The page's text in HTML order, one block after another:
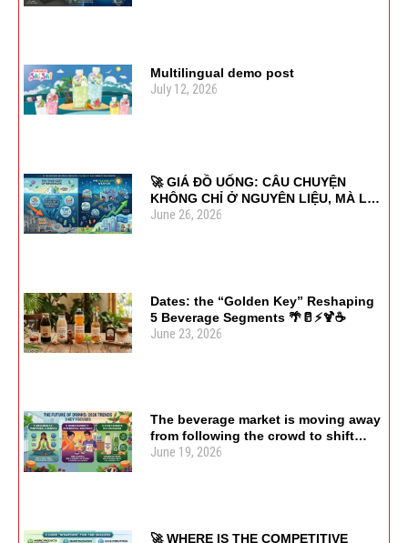
Multilingual demo post
July 12, 2026
🚀 GIÁ ĐỒ UỐNG: CÂU CHUYỆN
KHÔNG CHỈ Ở NGUYÊN LIỆU, MÀ LÀ
SỰ LINH HOẠT
June 26, 2026
Dates: the “Golden Key” Reshaping
5 Beverage Segments 🌴🥛⚡🍹☕
June 23, 2026
The beverage market is moving away
from following the crowd to shift
focus toward usage purpose and
June 19, 2026
🚀 WHERE IS THE COMPETITIVE